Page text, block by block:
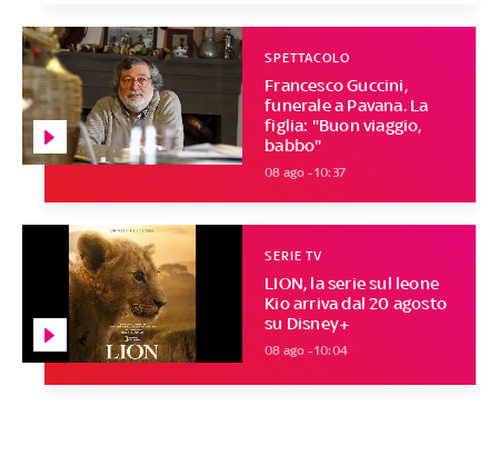
Francesco Guccini,
funerale a Pavana. La
figlia: "Buon viaggio,
babbo"
SPETTACOLO
08 ago - 10:37
LION, la serie sul leone
Kio arriva dal 20 agosto
su Disney+
SERIE TV
08 ago - 10:04